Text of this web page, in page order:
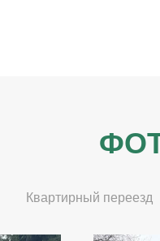
Квартирный переезд